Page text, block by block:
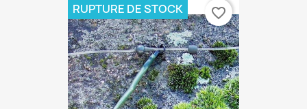
RUPTURE DE STOCK favorite_border